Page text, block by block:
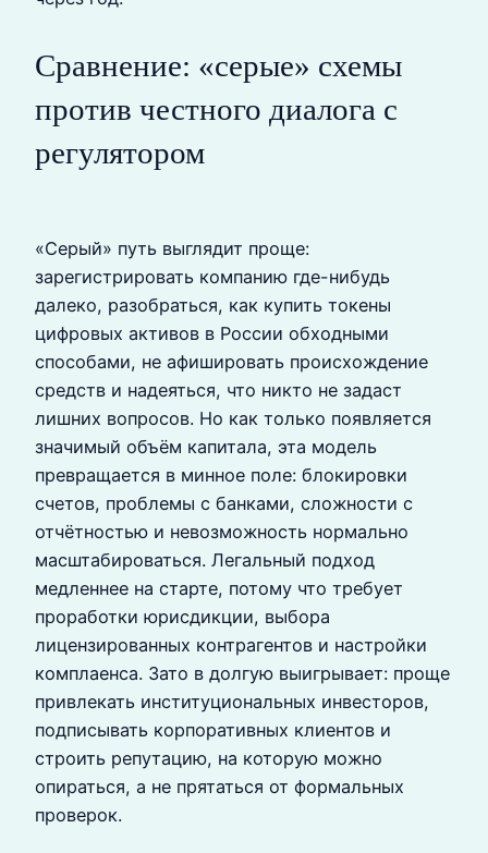
Сравнение: «серые» схемы
против честного диалога с
регулятором
«Серый» путь выглядит проще:
зарегистрировать компанию где-нибудь
далеко, разобраться, как купить токены
цифровых активов в России обходными
способами, не афишировать происхождение
средств и надеяться, что никто не задаст
лишних вопросов. Но как только появляется
значимый объём капитала, эта модель
превращается в минное поле: блокировки
счетов, проблемы с банками, сложности с
отчётностью и невозможность нормально
масштабироваться. Легальный подход
медленнее на старте, потому что требует
проработки юрисдикции, выбора
лицензированных контрагентов и настройки
комплаенса. Зато в долгую выигрывает: проще
привлекать институциональных инвесторов,
подписывать корпоративных клиентов и
строить репутацию, на которую можно
опираться, а не прятаться от формальных
проверок.